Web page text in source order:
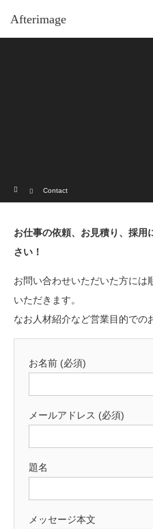
Afterimage
Contact
お仕事の依頼、お見積り、採用
さい！
お問い合わせいただいた方には
いただきます。
なお人材紹介など営業目的での
お名前 (必須)
メールアドレス (必須)
題名
メッセージ本文